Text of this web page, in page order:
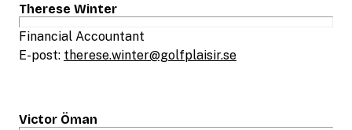
Therese Winter
Financial Accountant
E-post: therese.winter@golfplaisir.se
Victor Öman